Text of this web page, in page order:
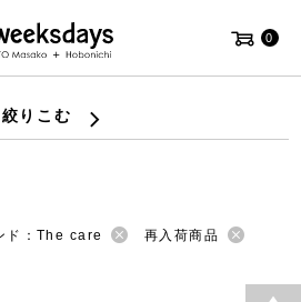
0
絞りこむ
ド：The care
再入荷商品